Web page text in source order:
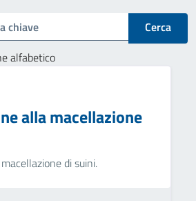
Cerca
alfabetico
alla macellazione
di suini.